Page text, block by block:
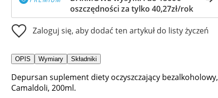
oszczędności za tylko 40,27zł/rok
Zaloguj się, aby dodać ten artykuł do listy życzeń
OPIS Wymiary Składniki
Depursan suplement diety oczyszczający bezalkoholowy,
Camaldoli, 200ml.